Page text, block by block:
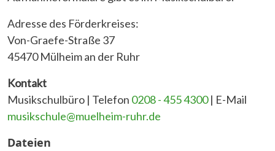
Adresse des Förderkreises:
Von-Graefe-Straße 37
45470 Mülheim an der Ruhr
Kontakt
Musikschulbüro | Telefon 0208 - 455 4300| E-Mail
musikschule@muelheim-ruhr.de
Dateien